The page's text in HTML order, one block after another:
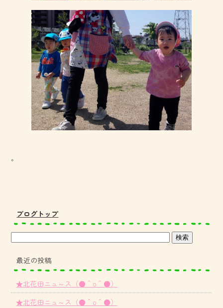
。
ブログトップ
最近の投稿
★北花田ニュ～ス（●＾o＾●）
★北花田ニュ～ス（●＾o＾●）